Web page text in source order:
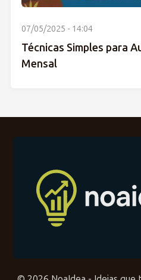
07/05/2025 - 14:04
Técnicas Simples para
Mensal